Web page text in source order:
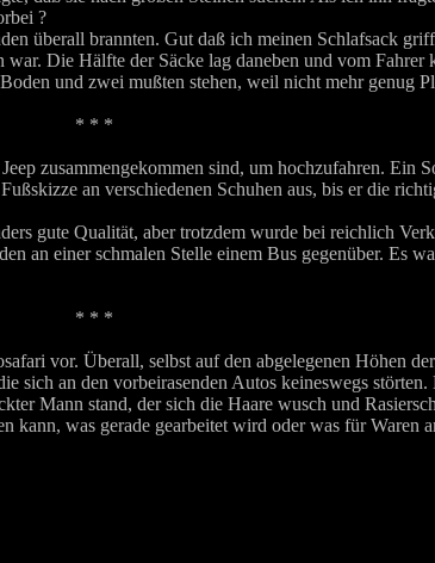
?
überall brannten. Gut daß ich meinen Schlafsack
Die Hälfte der Säcke lag daneben und vom
und zwei mußten stehen, weil nicht mehr genug
* * *
zusammengekommen sind, um hochzufahren. Ein
an verschiedenen Schuhen aus, bis er die
gute Qualität, aber trotzdem wurde bei reichlich
an einer schmalen Stelle einem Bus gegenüber. Es
* * *
vor. Überall, selbst auf den abgelegenen Höhen
an den vorbeirasenden Autos keineswegs
Mann stand, der sich die Haare wusch und
kann, was gerade gearbeitet wird oder was für